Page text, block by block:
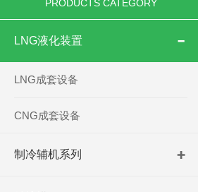
PRODUCTS CATEGORY
LNG液化装置
LNG成套设备
CNG成套设备
制冷辅机系列